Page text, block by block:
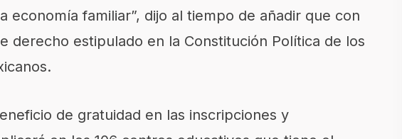
economía familiar”, dijo al tiempo de añadir que con
derecho estipulado en la Constitución Política de los
de gratuidad en las inscripciones y